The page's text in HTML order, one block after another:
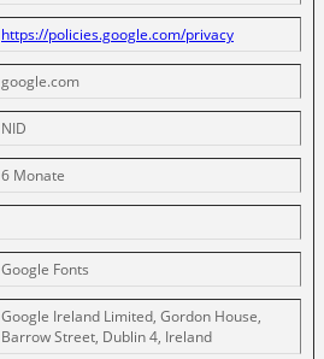
https://policies.google.com/privacy
google.com
NID
6 Monate
Google Fonts
Google Ireland Limited, Gordon House,
Barrow Street, Dublin 4, Ireland